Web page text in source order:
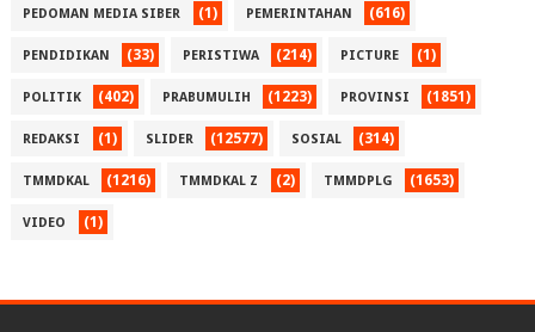
PEDOMAN MEDIA SIBER (1) PEMERINTAHAN (616)
PENDIDIKAN (33) PERISTIWA (214) PICTURE (1)
POLITIK (402) PRABUMULIH (1223) PROVINSI (1851)
REDAKSI (1) SLIDER (12577) SOSIAL (314)
TMMDKAL (1216) TMMDKAL Z (2) TMMDPLG (1653)
VIDEO (1)